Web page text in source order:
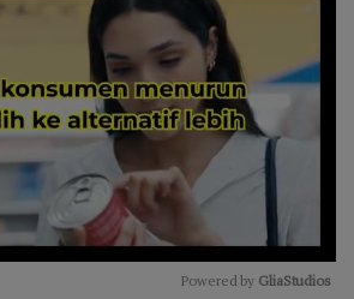
Powered by GliaStudios